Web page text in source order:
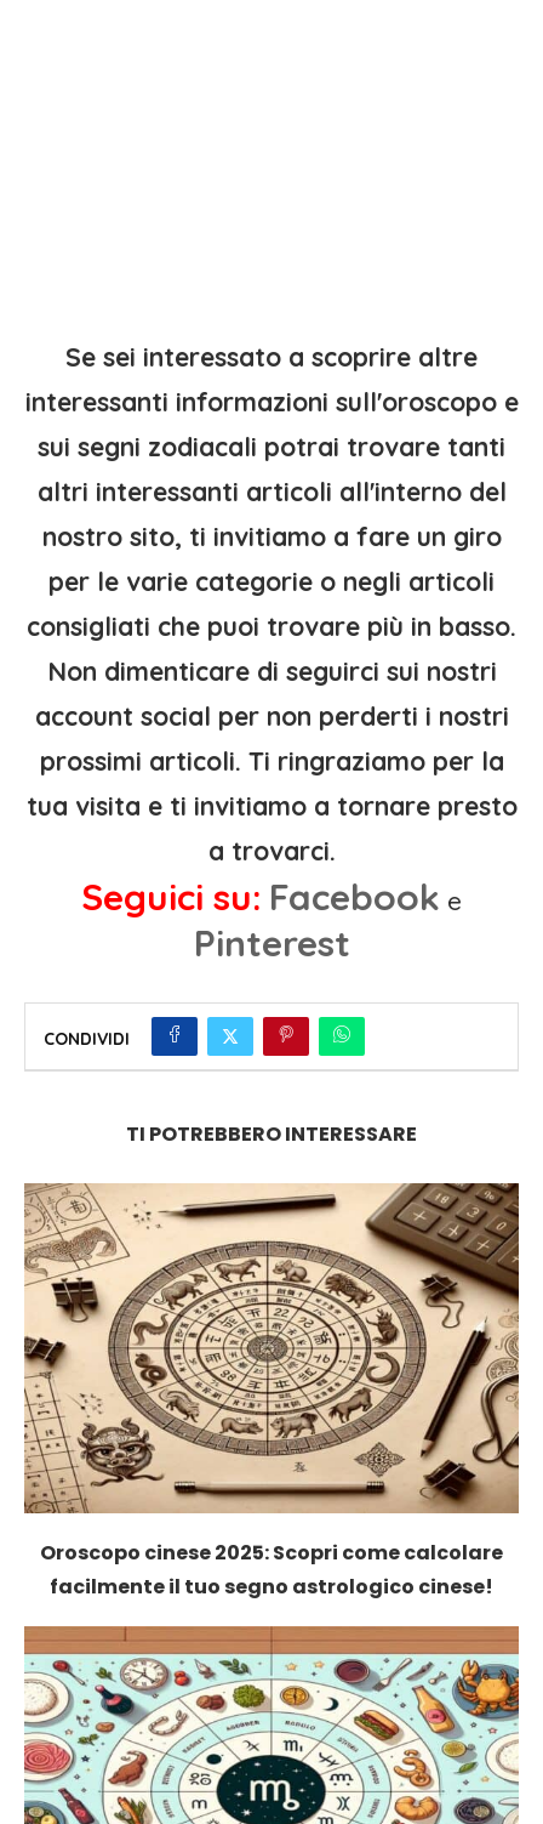
Se sei interessato a scoprire altre
interessanti informazioni sull'oroscopo e
sui segni zodiacali potrai trovare tanti
altri interessanti articoli all'interno del
nostro sito, ti invitiamo a fare un giro
per le varie categorie o negli articoli
consigliati che puoi trovare più in basso.
Non dimenticare di seguirci sui nostri
account social per non perderti i nostri
prossimi articoli. Ti ringraziamo per la
tua visita e ti invitiamo a tornare presto
a trovarci.
Seguici su: Facebook e
Pinterest
CONDIVIDI
TI POTREBBERO INTERESSARE
Oroscopo cinese 2025: Scopri come calcolare
facilmente il tuo segno astrologico cinese!